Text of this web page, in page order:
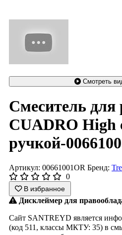
Смотреть
Смеситель
CUADRO High
ручкой-
Артикул: 00661001OR Бренд:
0
В избранное
Дисклеймер для
Сайт SANTREYD является
(код 511, классы МКТУ: 35) в